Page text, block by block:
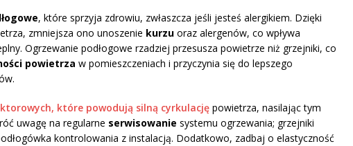
, które sprzyja zdrowiu, zwłaszcza jeśli jesteś alergikiem. Dzięki
zmniejsza ono unoszenie kurzu oraz alergenów, co wpływa
Ogrzewanie podłogowe rzadziej przesusza powietrze niż grzejniki, co
powietrza w pomieszczeniach i przyczynia się do lepszego
które powodują silną cyrkulację powietrza, nasilając tym
uwagę na regularne serwisowanie systemu ogrzewania; grzejniki
kontrolowania z instalacją. Dodatkowo, zadbaj o elastyczność